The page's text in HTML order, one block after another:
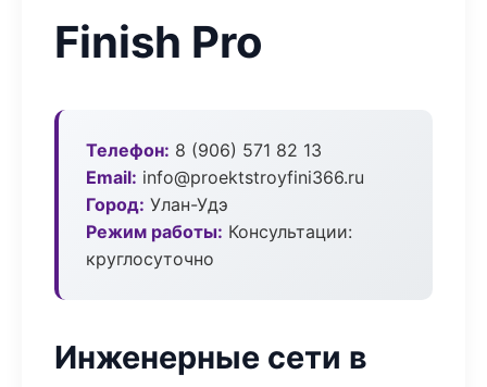
Finish Pro
Телефон: 8 (906) 571 82 13
Email: info@proektstroyfini366.ru
Город: Улан-Удэ
Режим работы: Консультации:
круглосуточно
Инженерные сети в